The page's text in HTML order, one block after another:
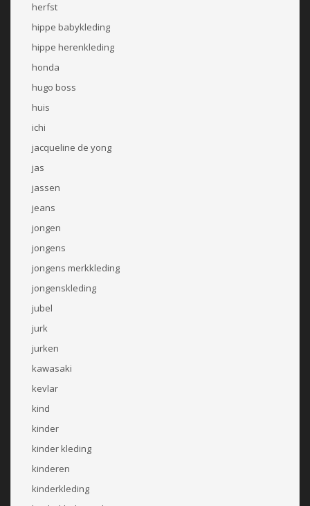
herfst
hippe babykleding
hippe herenkleding
honda
hugo boss
huis
ichi
jacqueline de yong
jas
jassen
jeans
jongen
jongens
jongens merkkleding
jongenskleding
jubel
jurk
jurken
kawasaki
kevlar
kind
kinder
kinder kleding
kinderen
kinderkleding